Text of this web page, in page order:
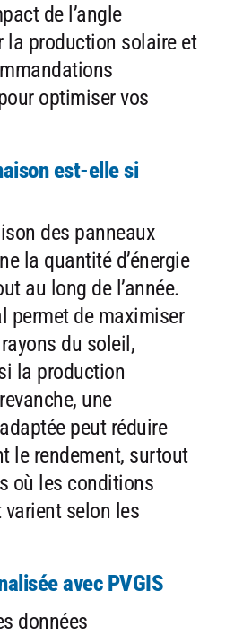
de l’angle
la production solaire et
optimiser vos
est-elle si
des panneaux
la quantité d’énergie
au long de l’année.
permet de maximiser
du soleil,
la production
une
peut réduire
le rendement, surtout
où les conditions
varient selon les
avec PVGIS
données